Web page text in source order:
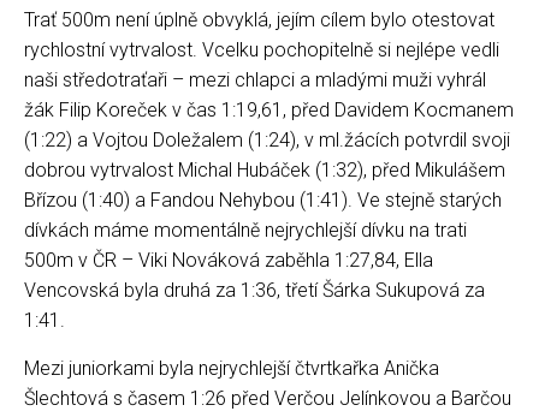
Trať 500m není úplně obvyklá, jejím cílem bylo otestovat
rychlostní vytrvalost. Vcelku pochopitelně si nejlépe vedli
naši středotraťaři – mezi chlapci a mladými muži vyhrál
žák Filip Koreček v čas 1:19,61, před Davidem Kocmanem
(1:22) a Vojtou Doležalem (1:24), v ml.žácích potvrdil svoji
dobrou vytrvalost Michal Hubáček (1:32), před Mikulášem
Břízou (1:40) a Fandou Nehybou (1:41). Ve stejně starých
dívkách máme momentálně nejrychlejší dívku na trati
500m v ČR – Viki Nováková zaběhla 1:27,84, Ella
Vencovská byla druhá za 1:36, třetí Šárka Sukupová za
1:41.
Mezi juniorkami byla nejrychlejší čtvrtkařka Anička
Šlechtová s časem 1:26 před Verčou Jelínkovou a Barčou